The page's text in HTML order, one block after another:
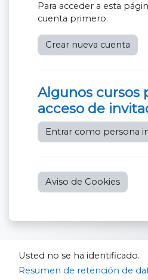
Para acceder a esta
cuenta primero.
Crear nueva cuenta
Algunos cursos
acceso de
Entrar como persona
Aviso de Cookies
Usted no se ha identificado.
Resumen de retención de